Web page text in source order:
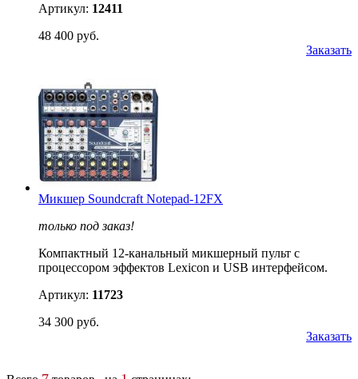
Артикул: 12411
48 400 руб.
Заказать
Микшер Soundcraft Notepad-12FX
только под заказ!
Компактный 12-канальный микшерный пульт с
процессором эффектов Lexicon и USB интерфейсом.
Артикул: 11723
34 300 руб.
Заказать